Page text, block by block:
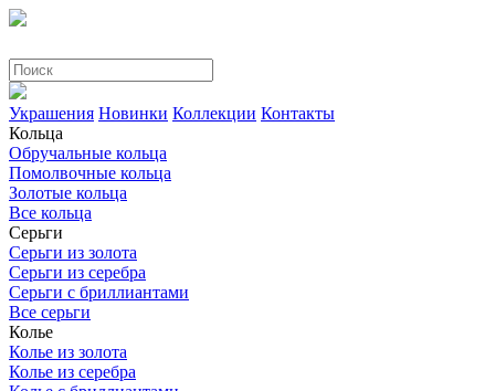
Украшения Новинки Коллекции Контакты
Кольца
Обручальные кольца
Помолвочные кольца
Золотые кольца
Все кольца
Серьги
Серьги из золота
Серьги из серебра
Серьги с бриллиантами
Все серьги
Колье
Колье из золота
Колье из серебра